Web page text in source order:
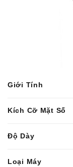
Giới Tính
Kích Cỡ Mặt Số
Độ Dày
Loại Máy